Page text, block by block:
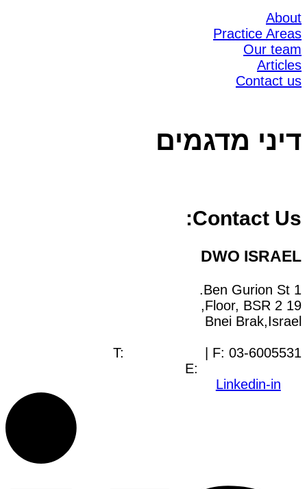
About
Practice Areas
Our team
Articles
Contact us
דיני מדגמים
Contact Us:
DWO ISRAEL
1 Ben Gurion St.
19 Floor, BSR 2,
Bnei Brak,Israel
T:
| F: 03-6005531
E:
Linkedin-in